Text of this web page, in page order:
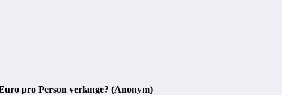
pro Person verlange? (Anonym)